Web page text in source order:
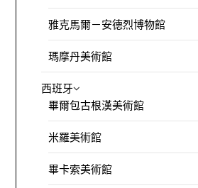
雅克馬爾－安德烈博物館
瑪摩丹美術館
西班牙
畢爾包古根漢美術館
米羅美術館
畢卡索美術館